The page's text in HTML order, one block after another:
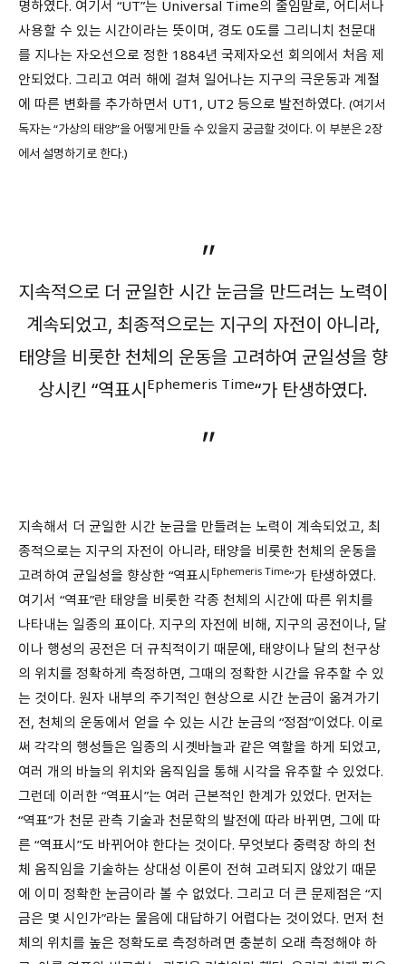
명하였다. 여기서 “UT”는 Universal Time의 줄임말로, 어디서나
사용할 수 있는 시간이라는 뜻이며, 경도 0도를 그리니치 천문대
를 지나는 자오선으로 정한 1884년 국제자오선 회의에서 처음 제
안되었다. 그리고 여러 해에 걸쳐 일어나는 지구의 극운동과 계절
에 따른 변화를 추가하면서 UT1, UT2 등으로 발전하였다. (여기서
독자는 “가상의 태양”을 어떻게 만들 수 있을지 궁금할 것이다. 이 부분은 2장
에서 설명하기로 한다.)
지속적으로 더 균일한 시간 눈금을 만드려는 노력이
계속되었고, 최종적으로는 지구의 자전이 아니라,
태양을 비롯한 천체의 운동을 고려하여 균일성을 향
상시킨 “역표시Ephemeris Time“가 탄생하였다.
지속해서 더 균일한 시간 눈금을 만들려는 노력이 계속되었고, 최
종적으로는 지구의 자전이 아니라, 태양을 비롯한 천체의 운동을
고려하여 균일성을 향상한 “역표시Ephemeris Time“가 탄생하였다.
여기서 “역표”란 태양을 비롯한 각종 천체의 시간에 따른 위치를
나타내는 일종의 표이다. 지구의 자전에 비해, 지구의 공전이나, 달
이나 행성의 공전은 더 규칙적이기 때문에, 태양이나 달의 천구상
의 위치를 정확하게 측정하면, 그때의 정확한 시간을 유추할 수 있
는 것이다. 원자 내부의 주기적인 현상으로 시간 눈금이 옮겨가기
전, 천체의 운동에서 얻을 수 있는 시간 눈금의 “정점”이었다. 이로
써 각각의 행성들은 일종의 시곗바늘과 같은 역할을 하게 되었고,
여러 개의 바늘의 위치와 움직임을 통해 시각을 유추할 수 있었다.
그런데 이러한 “역표시”는 여러 근본적인 한계가 있었다. 먼저는
“역표”가 천문 관측 기술과 천문학의 발전에 따라 바뀌면, 그에 따
른 “역표시”도 바뀌어야 한다는 것이다. 무엇보다 중력장 하의 천
체 움직임을 기술하는 상대성 이론이 전혀 고려되지 않았기 때문
에 이미 정확한 눈금이라 볼 수 없었다. 그리고 더 큰 문제점은 “지
금은 몇 시인가”라는 물음에 대답하기 어렵다는 것이었다. 먼저 천
체의 위치를 높은 정확도로 측정하려면 충분히 오래 측정해야 하